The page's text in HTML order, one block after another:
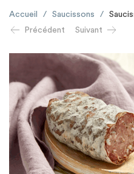
Accueil / Saucissons /
Précédent
Suivant